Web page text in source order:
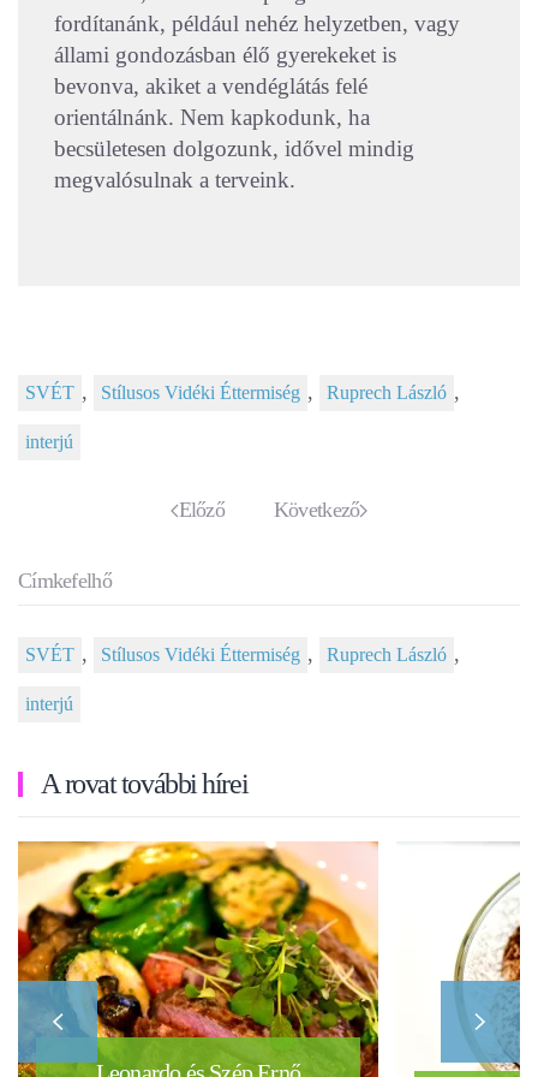
fordítanánk, például nehéz helyzetben, vagy
állami gondozásban élő gyerekeket is
bevonva, akiket a vendéglátás felé
orientálnánk. Nem kapkodunk, ha
becsületesen dolgozunk, idővel mindig
megvalósulnak a terveink.
SVÉT , Stílusos Vidéki Éttermiség , Ruprech László ,
interjú
Előző Következő
Címkefelhő
SVÉT , Stílusos Vidéki Éttermiség , Ruprech László ,
interjú
A rovat további hírei